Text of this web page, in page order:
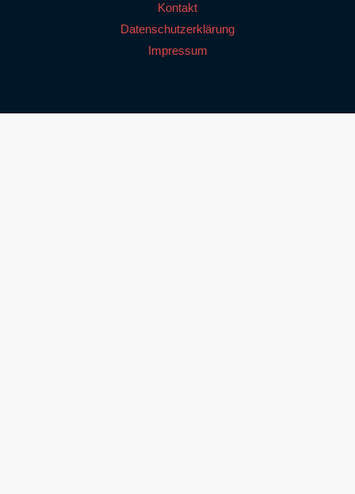
Kontakt
Datenschutz­erklärung
Impressum